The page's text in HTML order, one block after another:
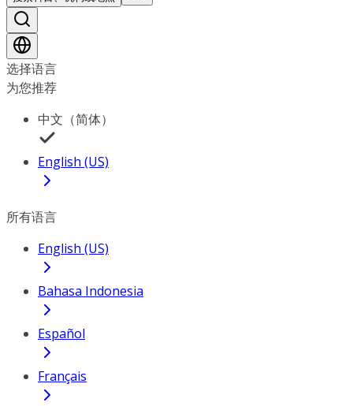
选择语言
为您推荐
中文（简体）
English (US)
所有语言
English (US)
Bahasa Indonesia
Español
Français